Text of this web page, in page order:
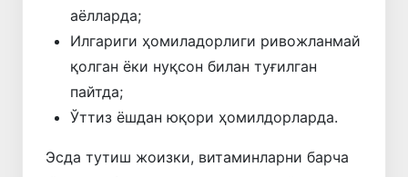
аёлларда;
Илгариги ҳомиладорлиги ривожланмай
қолган ёки нуқсон билан туғилган
пайтда;
Ўттиз ёшдан юқори ҳомилдорларда.
Эсда тутиш жоизки, витаминларни барча